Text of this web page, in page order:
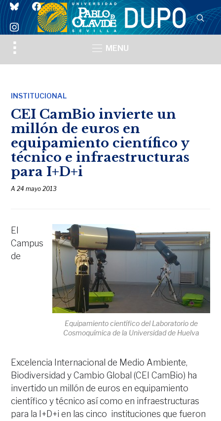
blueskyfacebook
instagram
Toggle
sidebar
MENU
INSTITUCIONAL
CEI CamBio invierte un
millón de euros en
equipamiento científico y
técnico e infraestructuras
para I+D+i
A24 mayo 2013
Equipamiento científico del Laboratorio de
Cosmoquímica de la Universidad de Huelva
El
Campus
de
Excelencia Internacional de Medio Ambiente,
Biodiversidad y Cambio Global (CEI CamBio) ha
invertido un millón de euros en equipamiento
científico y técnico así como en infraestructuras
para la I+D+i en las cinco instituciones que fueron